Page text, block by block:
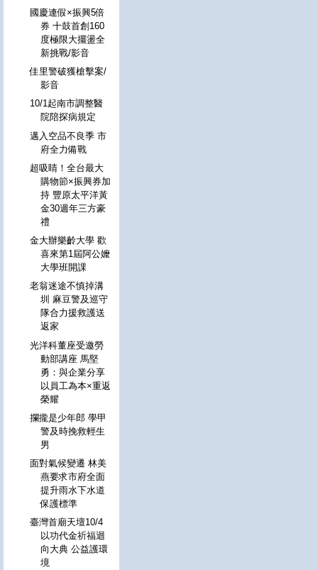
國慶連假×振興5倍
券 十鼓首創160
度極限大擺盪全
新挑戰/影音
佳里警破獲槍擊案/
影音
10/1起南市調整醫
院陪探病規定
邁入空品不良季 市
府全力備戰
超吸睛！全台最大
購物節×振興券加
持 豐原太平洋黃
金30週年三方豪
禮
金大辦樂齡大學 歡
喜來第1屆阿公嬤
大學班開課
老翁迷途不慎掉溝
圳 麻豆警及巡守
隊合力援救護送
返家
光洋科董座受邀勞
動部講座 馬堅
勇：與企業分享
以員工為本×重返
榮耀
攔攏是少年郎 學甲
警及時挽救輕生
男
面對氣候變遷 林美
燕要求市府全面
提升雨水下水道
保護標準
臺灣首廟天壇10/4
以功代金祈福迴
向大典 公益護環
境